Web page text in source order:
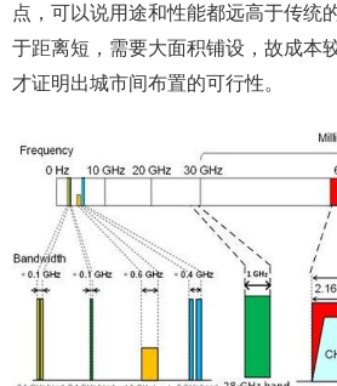
点，可以说用途和性能都远高于传统
于距离短，需要大面积铺设，故成本
才证明出城市间布置的可行性。